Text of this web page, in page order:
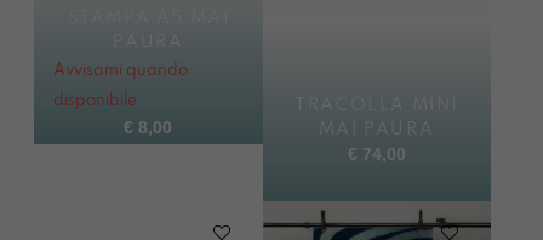
Avvisami quando
disponibile
€ 8,00
TRACOLLA MINI
MAI PAURA
€ 74,00